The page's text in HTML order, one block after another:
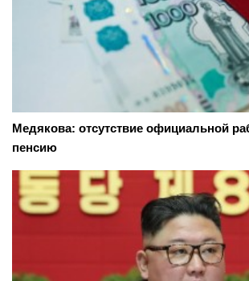
Медякова: отсутствие официальной
пенсию